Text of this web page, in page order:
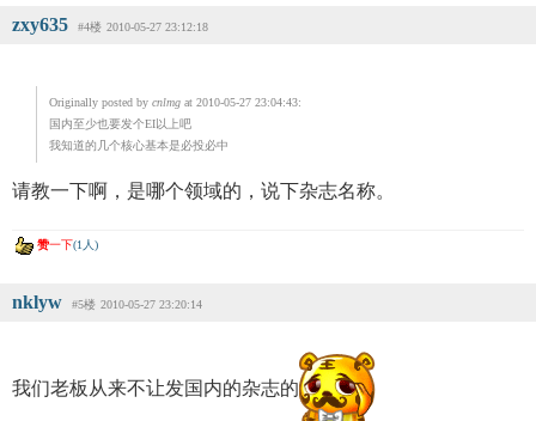
zxy635 #4楼 2010-05-27 23:12:18
Originally posted by cnlmg at 2010-05-27 23:04:43:
国内至少也要发个EI以上吧
我知道的几个核心基本是必投必中
请教一下啊，是哪个领域的，说下杂志名称。
赞一下(1人)
nklyw #5楼 2010-05-27 23:20:14
我们老板从来不让发国内的杂志的